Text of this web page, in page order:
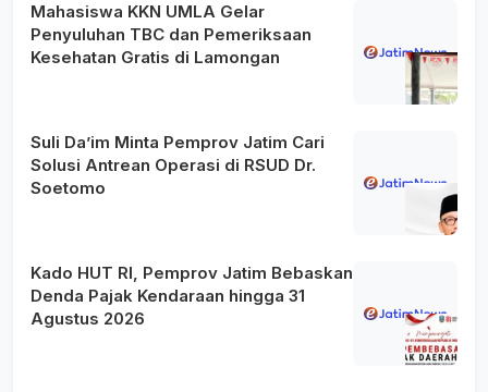
Mahasiswa KKN UMLA Gelar
Penyuluhan TBC dan Pemeriksaan
Kesehatan Gratis di Lamongan
Suli Da’im Minta Pemprov Jatim Cari
Solusi Antrean Operasi di RSUD Dr.
Soetomo
Kado HUT RI, Pemprov Jatim Bebaskan
Denda Pajak Kendaraan hingga 31
Agustus 2026